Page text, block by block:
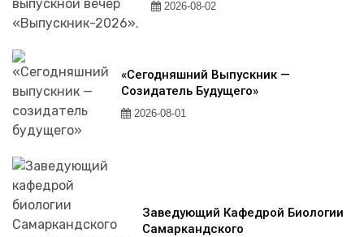
2026-08-02
«Сегодняшний Выпускник —
Созидатель Будущего»
2026-08-01
Заведующий Кафедрой Биологии
Самаркандского